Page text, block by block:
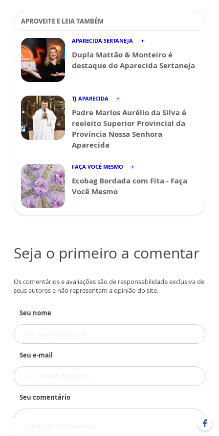
APROVEITE E LEIA TAMBÉM
APARECIDA SERTANEJA
Dupla Mattão & Monteiro é
destaque do Aparecida Sertaneja
TJ APARECIDA
Padre Marlos Aurélio da Silva é
reeleito Superior Provincial da
Província Nossa Senhora
Aparecida
FAÇA VOCÊ MESMO
Ecobag Bordada com Fita - Faça
Você Mesmo
Seja o primeiro a comentar
Os comentários e avaliações são de responsabilidade exclusiva de
seus autores e não representam a opinião do site.
Seu nome
Seu e-mail
Seu comentário